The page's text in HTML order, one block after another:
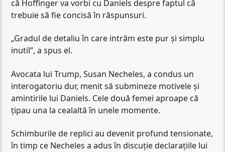
că Hoffinger va vorbi cu Daniels despre faptul că
trebuie să fie concisă în răspunsuri.
„Gradul de detaliu în care intrăm este pur și simplu
inutil”, a spus el.
Avocata lui Trump, Susan Necheles, a condus un
interogatoriu dur, menit să submineze motivele și
amintirile lui Daniels. Cele două femei aproape că
țipau una la cealaltă în unele momente.
Schimburile de replici au devenit profund tensionate,
în timp ce Necheles a adus în discuție declarațiile lui